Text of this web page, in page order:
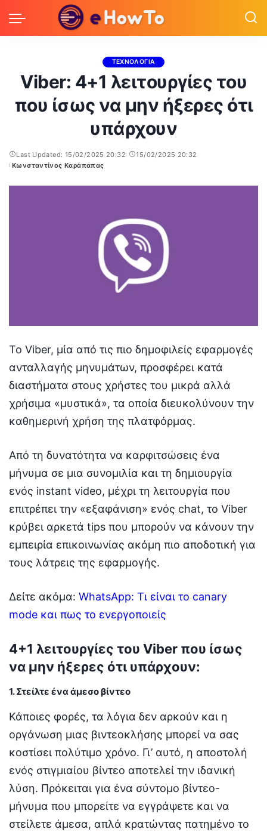
ΤΕΧΝΟΛΟΓΙΑ
Viber: 4+1 λειτουργίες του
που ίσως να μην ήξερες ότι
υπάρχουν
Last Updated: 15/02/2025 20:32
15/02/2025 20:32
Posted
Κωνσταντίνος Καράπαπας
Το Viber, μία από τις πιο δημοφιλείς εφαρμογές
ανταλλαγής μηνυμάτων, προσφέρει κατά
διαστήματα στους χρήστες του μικρά αλλά
χρήσιμα «μυστικά», τα οποία διευκολύνουν την
καθημερινή χρήση της πλατφόρμας.
Από τη δυνατότητα να καρφιτσώσεις ένα
μήνυμα σε μια συνομιλία και τη δημιουργία
ενός instant video, μέχρι τη λειτουργία που
επιτρέπει την «εξαφάνιση» ενός chat, το Viber
κρύβει αρκετά tips που μπορούν να κάνουν την
εμπειρία επικοινωνίας ακόμη πιο αποδοτική για
τους λάτρεις της εφαρμογής.
Δείτε ακόμα: WhatsApp: Τι είναι το canary
mode και πως το ενεργοποιείς
4+1 λειτουργίες του Viber που ίσως
να μην ήξερες ότι υπάρχουν:
1. Στείλτε ένα άμεσο βίντεο
Κάποιες φορές, τα λόγια δεν αρκούν και η
οργάνωση μιας βιντεοκλήσης μπορεί να σας
κοστίσει πολύτιμο χρόνο. Γι’ αυτό, η αποστολή
ενός στιγμιαίου βίντεο αποτελεί την ιδανική
λύση. Πρόκειται για ένα σύντομο βίντεο-
μήνυμα που μπορείτε να εγγράψετε και να
στείλετε άμεσα, απλά κρατώντας πατημένο το